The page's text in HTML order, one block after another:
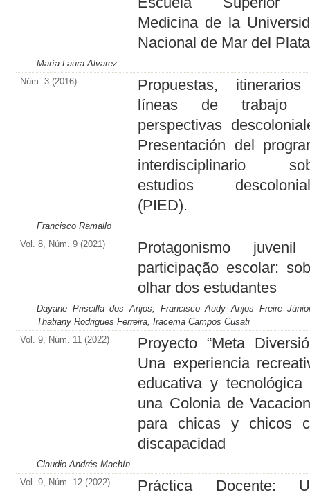
Medicina de la
Nacional de Mar del Plata
María Laura Alvarez
Núm. 3 (2016)
Propuestas,
líneas de trabajo
perspectivas
Presentación del
interdisciplinario
estudios
(PIED).
Francisco Ramallo
Vol. 8, Núm. 9 (2021)
Protagonismo
participação escolar:
olhar dos estudantes
Dayane Priscilla dos Anjos, Francisco Audy Anjos Freire
Thatiany Rodrigues Ferreira, Iracema Campos Cusati
Vol. 9, Núm. 11 (2022)
Proyecto “Meta
Una experiencia
educativa y tecnológica
una Colonia de
para chicas y chicos
discapacidad
Claudio Andrés Machín
Vol. 9, Núm. 12 (2022)
Práctica Docente: